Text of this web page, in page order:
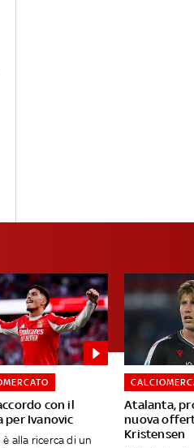
con il
per Ivanovic
è alla ricerca di un
Atalanta,
nuova
Kristensen